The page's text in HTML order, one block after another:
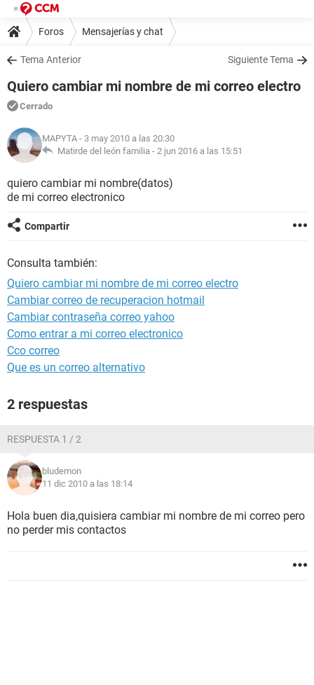
Foros Mensajerías y chat
Tema Anterior Siguiente Tema
Quiero cambiar mi nombre de mi correo electro
Cerrado
MAPYTA - 3 may 2010 a las 20:30
Matirde del león familia - 2 jun 2016 a las 15:51
quiero cambiar mi nombre(datos)
de mi correo electronico
Compartir
Consulta también:
Quiero cambiar mi nombre de mi correo electro
Cambiar correo de recuperacion hotmail
Cambiar contraseña correo yahoo
Como entrar a mi correo electronico
Cco correo
Que es un correo alternativo
2 respuestas
RESPUESTA 1 / 2
bludemon
11 dic 2010 a las 18:14
Hola buen dia,quisiera cambiar mi nombre de mi correo pero
no perder mis contactos